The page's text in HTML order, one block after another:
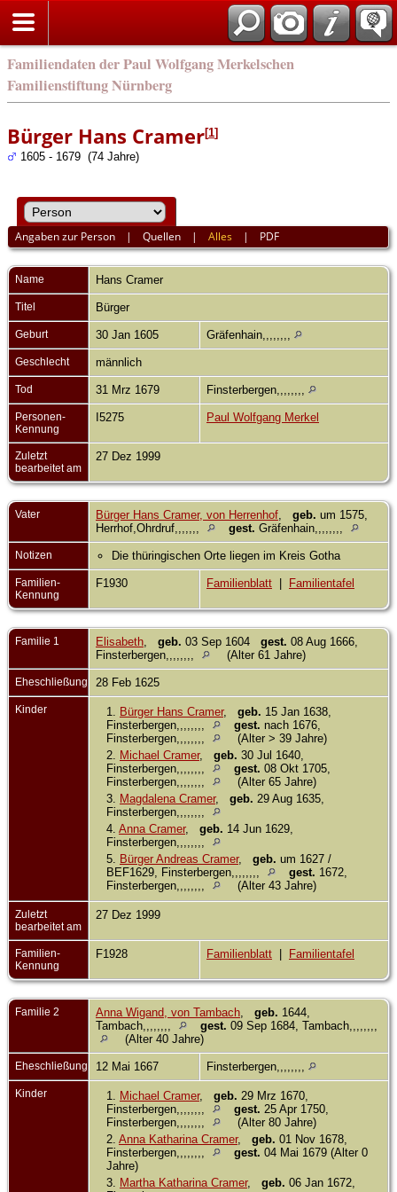
Familiendaten der Paul Wolfgang Merkelschen
Familienstiftung Nürnberg
Bürger Hans Cramer[1]
1605 - 1679 (74 Jahre)
Angaben zur Person |Quellen |Alles | PDF
Name Hans Cramer
Titel Bürger
Geburt 30 Jan 1605 Gräfenhain,,,,,,,,
Geschlecht männlich
Tod 31 Mrz 1679 Finsterbergen,,,,,,,,
Personen-
Kennung
I5275 Paul Wolfgang Merkel
Zuletzt
bearbeitet am
27 Dez 1999
Vater Bürger Hans Cramer, von Herrenhof geb. um 1575,
Herrhof,Ohrdruf,,,,,,,
gest. Gräfenhain,,,,,,,,
Notizen Die thüringischen Orte liegen im Kreis Gotha
Familien-
Kennung
F1930 Familienblatt Familientafel
Familie 1 Elisabeth geb. 03 Sep 1604 gest. 08 Aug 1666,
Finsterbergen,,,,,,,,
(Alter 61 Jahre)
Eheschließung 28 Feb 1625
Kinder 1. Bürger Hans Cramer, geb. 15 Jan 1638,
Finsterbergen,,,,,,,,
gest. nach 1676,
Finsterbergen,,,,,,,,
(Alter > 39 Jahre)
2.
Michael Cramer, geb. 30 Jul 1640,
Finsterbergen,,,,,,,,
gest. 08 Okt 1705,
Finsterbergen,,,,,,,,
(Alter 65 Jahre)
3.
Magdalena Cramer, geb. 29 Aug 1635,
Finsterbergen,,,,,,,,
4. Anna Cramer, geb. 14 Jun 1629,
Finsterbergen,,,,,,,,
5.
Bürger Andreas Cramer, geb. um 1627 /
BEF1629, Finsterbergen,,,,,,,,
gest. 1672,
Finsterbergen,,,,,,,,
(Alter 43 Jahre)
Zuletzt
bearbeitet am
27 Dez 1999
Familien-
Kennung
F1928 Familienblatt Familientafel
Familie 2 Anna Wigand, von Tambach geb. 1644,
Tambach,,,,,,,,
gest. 09 Sep 1684, Tambach,,,,,,,,
(Alter 40 Jahre)
Eheschließung 12 Mai 1667 Finsterbergen,,,,,,,,
Kinder 1. Michael Cramer, geb. 29 Mrz 1670,
Finsterbergen,,,,,,,,
gest. 25 Apr 1750,
Finsterbergen,,,,,,,,
(Alter 80 Jahre)
2. Anna Katharina Cramer, geb. 01 Nov 1678,
Finsterbergen,,,,,,,,
gest. 04 Mai 1679 (Alter 0
Jahre)
3.
Martha Katharina Cramer, geb. 06 Jan 1672,